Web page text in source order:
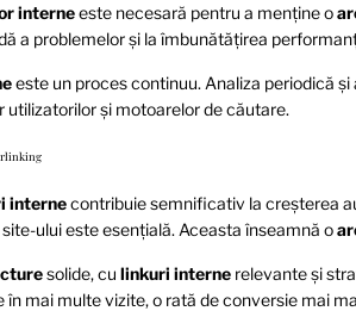
interneeste necesară pentru a menține o
a problemelor și la îmbunătățirea
este un proces continuu. Analiza periodică
și motoarelor de căutare.
internecontribuie semnificativ la creșterea
ului este esențială. Aceasta înseamnă o
solide, cu linkuri interne relevante și
mai multe vizite, o rată de conversie mai